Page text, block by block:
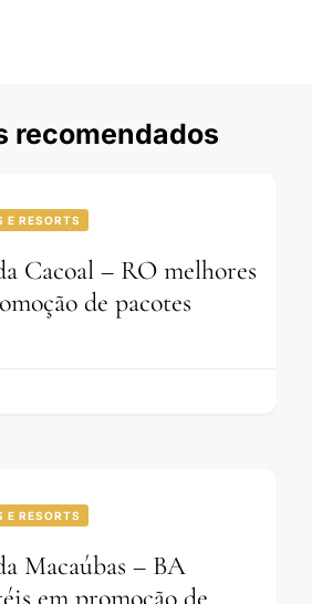
recomendados
E RESORTS
Cacoal – RO melhores
de pacotes
E RESORTS
Macaúbas – BA